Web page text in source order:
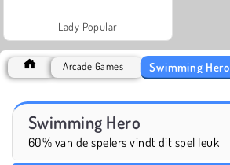
Lady Popular
Arcade Games Swimming Hero
Swimming Hero
60% van de spelers vindt dit spel leuk